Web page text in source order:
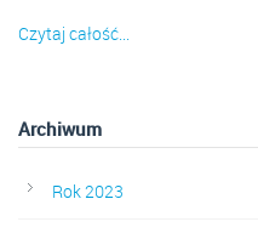
Czytaj całość...
Archiwum
Rok 2023